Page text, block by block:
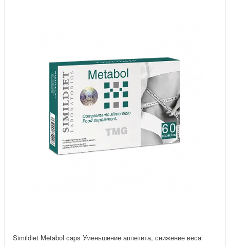
Simildiet Metabol caps Уменьшение аппетита, снижение веса